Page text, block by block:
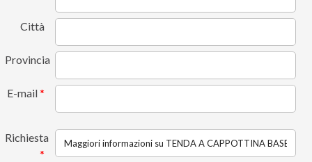
Città
Provincia
E-mail*
Richiesta
*